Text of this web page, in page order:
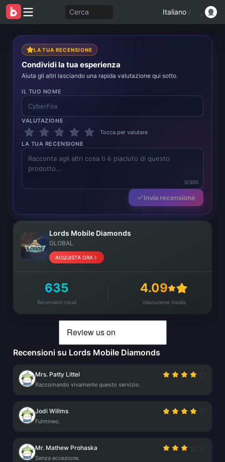
Cerca Italiano /
LA TUA RECENSIONE
Condividi la tua esperienza
Aiuta gli altri lasciando una rapida valutazione qui sotto.
IL TUO NOME
VALUTAZIONE
Tocca per valutare
LA TUA RECENSIONE
0/500
Invia recensione
Lords Mobile Diamonds
GLOBAL
ACQUISTA ORA
635
Recensioni totali
4.09
Valutazione media
Recensioni su Lords Mobile Diamonds
Mrs. Patty Littel
Raccomando vivamente questo servizio.
Jodi Willms
Fulmineo.
Mr. Mathew Prohaska
Senza eccezione.